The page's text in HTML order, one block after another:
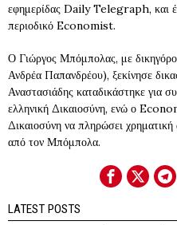
εφημερίδας Daily Telegraph, και
περιοδικό Economist.
Ο Γιώργος Μπόμπολας, με
Ανδρέα Παπανδρέου), ξεκίνησε
Αναστασιάδης καταδικάστηκε για
ελληνική Δικαιοσύνη, ενώ ο
Δικαιοσύνη να πληρώσει
από τον Μπόμπολα.
LATEST POSTS